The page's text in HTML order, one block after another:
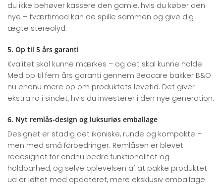
du ikke behøver kassere den gamle, hvis du køber den
nye – tværtimod kan de spille sammen og give dig
ægte stereolyd.
5. Op til 5 års garanti
Kvalitet skal kunne mærkes – og det skal kunne holde.
Med op til fem års garanti gennem Beocare bakker B&O
nu endnu mere op om produktets levetid. Det giver
ekstra ro i sindet, hvis du investerer i den nye generation.
6. Nyt remlås-design og luksuriøs emballage
Designet er stadig det ikoniske, runde og kompakte –
men med små forbedringer. Remlåsen er blevet
redesignet for endnu bedre funktionalitet og
holdbarhed, og selve oplevelsen af at pakke produktet
ud er løftet med opdateret, mere eksklusiv emballage.